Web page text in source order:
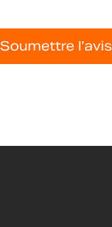
Soumettre l’avis